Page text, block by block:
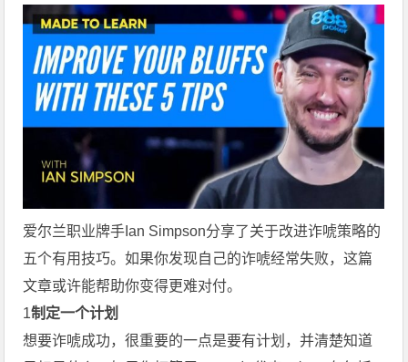
爱尔兰职业牌手Ian Simpson分享了关于改进诈唬策略的
五个有用技巧。如果你发现自己的诈唬经常失败，这篇
文章或许能帮助你变得更难对付。
1制定一个计划
想要诈唬成功，很重要的一点是要有计划，并清楚知道